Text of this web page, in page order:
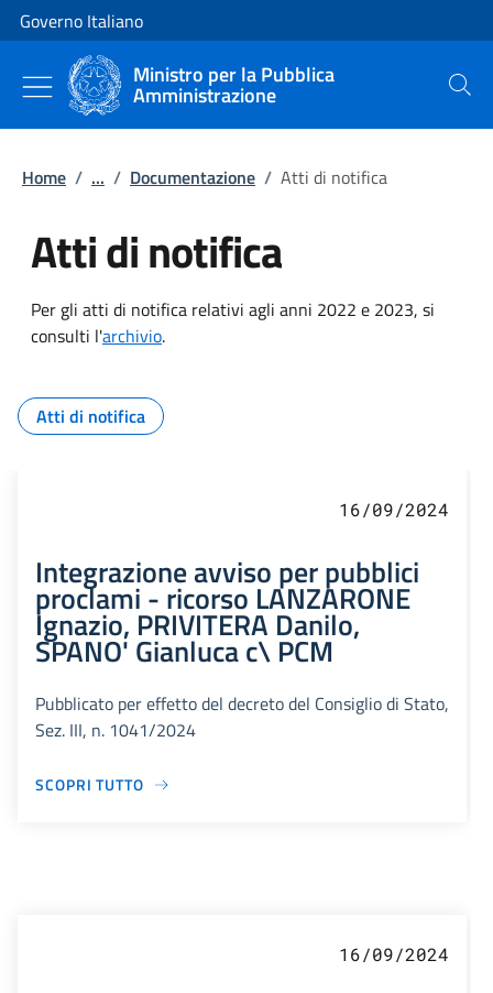
Vai al contenuto
Vai alla navigazione del sito
Governo Italiano
Ministro per la Pubblica
Amministrazione Cerca
Home / ... / Documentazione / Atti di notifica
Atti di notifica
Per gli atti di notifica relativi agli anni 2022 e 2023, si
consulti l'archivio.
Tutti i contenuti della pagina
Atti di notifica
16/09/2024
Integrazione avviso per pubblici
proclami - ricorso LANZARONE
Ignazio, PRIVITERA Danilo,
SPANO' Gianluca c\ PCM
Pubblicato per effetto del decreto del Consiglio di Stato,
Sez. III, n. 1041/2024
SCOPRI TUTTO
16/09/2024